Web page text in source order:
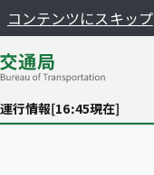
コンテンツにスキップ
運行情報[16:45現在]